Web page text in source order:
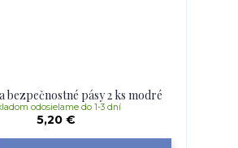
bezpečnostné pásy 2 ks modré
5,20 €
odosielame do 1-3 dní